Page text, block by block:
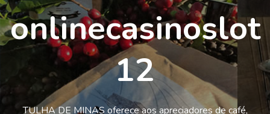
onlinecasinoslot
12
TULHA DE MINAS oferece aos apreciadores de café,